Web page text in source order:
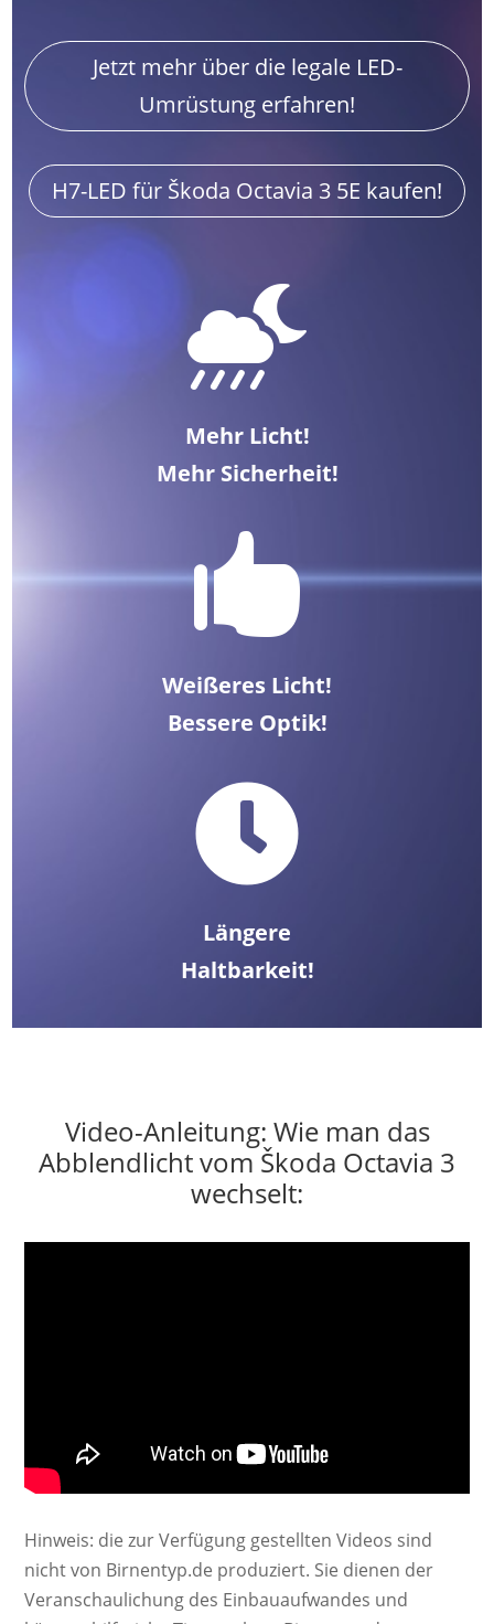
Jetzt mehr über die legale LED-
Umrüstung erfahren!
H7-LED für Škoda Octavia 3 5E kaufen!

Mehr Licht!
Mehr Sicherheit!

Weißeres Licht!
Bessere Optik!

Längere
Haltbarkeit!
Video-Anleitung: Wie man das
Abblendlicht vom Škoda Octavia 3
wechselt:
Hinweis: die zur Verfügung gestellten Videos sind
nicht von Birnentyp.de produziert. Sie dienen der
Veranschaulichung des Einbauaufwandes und